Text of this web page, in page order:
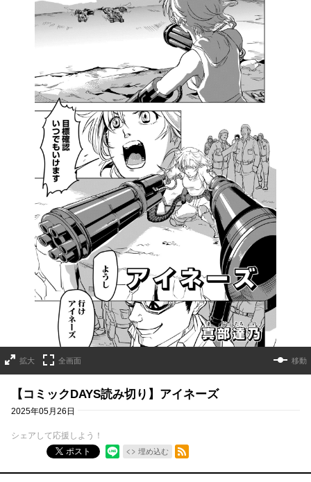
拡大 全画面 移動
【コミックDAYS読み切り】アイネーズ
2025年05月26日
シェアして応援しよう！
ポスト
埋め込む
RSSフィード